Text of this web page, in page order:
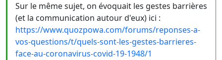
Sur le même sujet, on évoquait les gestes barrières
(et la communication autour d'eux) ici :
https://www.quozpowa.com/forums/reponses-a-
vos-questions/t/quels-sont-les-gestes-barrieres-
face-au-coronavirus-covid-19-1948/1